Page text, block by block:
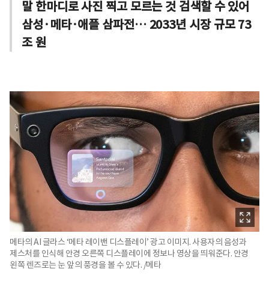
말 한마디로 사진 찍고 모르는 것 검색할 수 있어
삼성·메타·애플 삼파전… 2033년 시장 규모 73
조 원
메타의 AI 글라스 ‘메타 레이밴 디스플레이’ 광고 이미지. 사용자의 음성과
제스처를 인식해 안경 오른쪽 디스플레이에 정보나 영상을 띄워준다. 안경
왼쪽 렌즈로는 눈 앞의 풍경을 볼 수 있다. /메타